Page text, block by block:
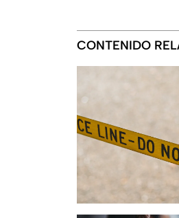
CONTENIDO